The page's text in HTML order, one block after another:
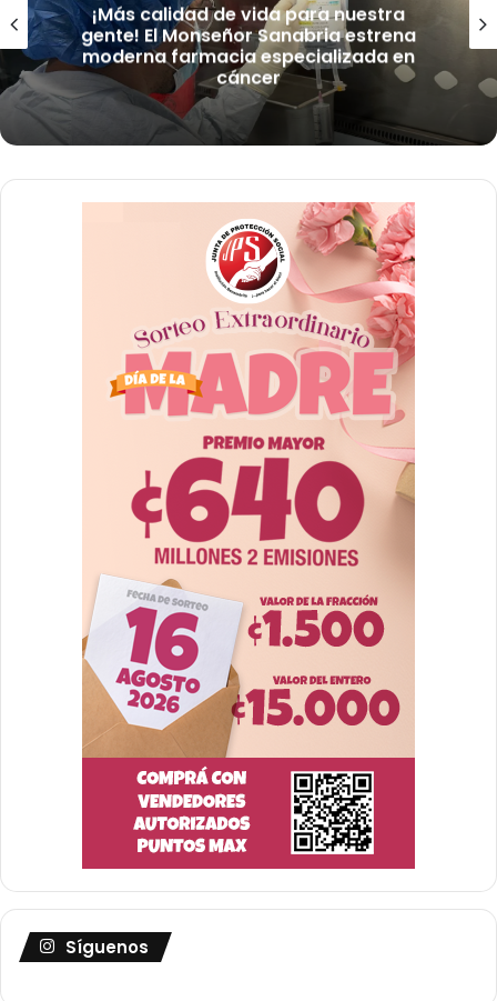
¡Más calidad de vida para nuestra
gente! El Monseñor Sanabria estrena
moderna farmacia especializada en
cáncer
Síguenos